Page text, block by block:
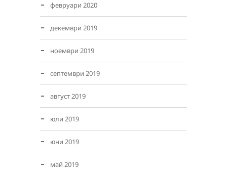
февруари 2020
декември 2019
ноември 2019
септември 2019
август 2019
юли 2019
юни 2019
май 2019